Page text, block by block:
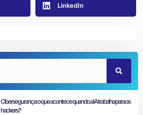
LinkedIn
Cibersegurança: o que acontece quando a IA trabalha para os
hackers?